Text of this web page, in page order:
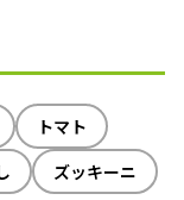
トマト
ズッキーニ